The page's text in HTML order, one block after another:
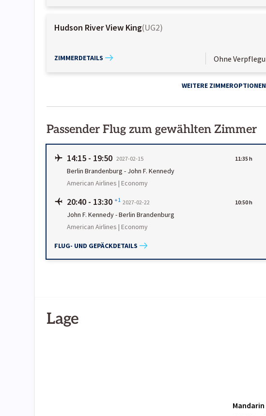
Hudson River View King(UG2)
ZIMMERDETAILS Ohne
WEITERE ZIMMEROPTIONEN
Passender Flug zum gewählten Zimmer
14:15 - 19:50 2027-02-15 11:35 h
Berlin Brandenburg - John F. Kennedy
American Airlines | Economy
20:40 - 13:30 +1 2027-02-22 10:50 h
John F. Kennedy-Berlin Brandenburg
American Airlines | Economy
FLUG- UND GEPÄCKDETAILS
Lage